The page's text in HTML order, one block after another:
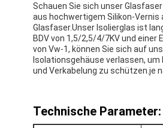
Schauen Sie sich unser
aus hochwertigem Silikon-Vernis
Glasfaser.Unser Isolierglas ist
BDV von 1,5/2,5/4/7KV und einer
von Vw-1, können Sie sich auf
Isolationsgehäuse verlassen, um
und Verkabelung zu schützen.je
Technische Parameter: